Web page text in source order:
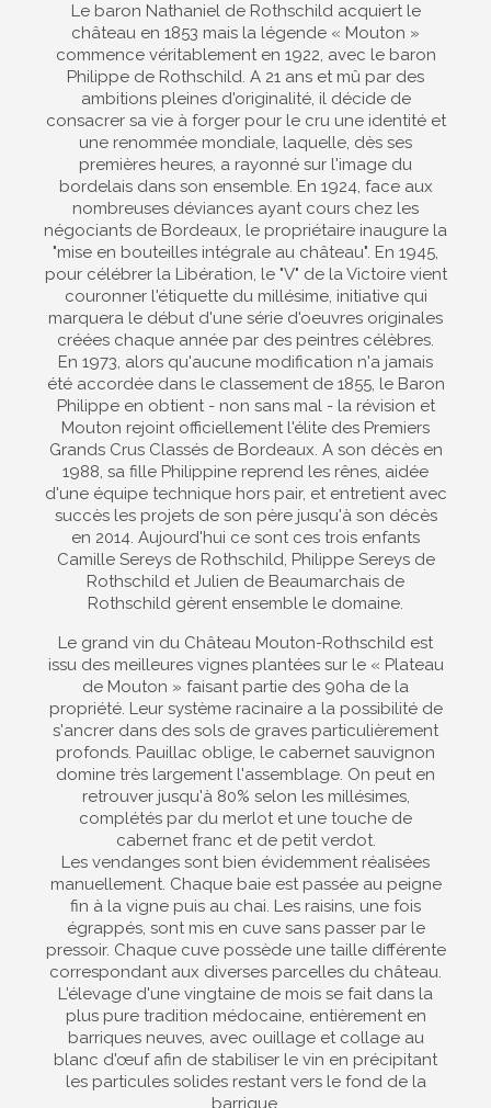
Le baron Nathaniel de Rothschild acquiert le
château en 1853 mais la légende « Mouton »
commence véritablement en 1922, avec le baron
Philippe de Rothschild. A 21 ans et mû par des
ambitions pleines d'originalité, il décide de
consacrer sa vie à forger pour le cru une identité et
une renommée mondiale, laquelle, dès ses
premières heures, a rayonné sur l'image du
bordelais dans son ensemble. En 1924, face aux
nombreuses déviances ayant cours chez les
négociants de Bordeaux, le propriétaire inaugure la
"mise en bouteilles intégrale au château". En 1945,
pour célébrer la Libération, le "V" de la Victoire vient
couronner l'étiquette du millésime, initiative qui
marquera le début d'une série d'oeuvres originales
créées chaque année par des peintres célèbres.
En 1973, alors qu'aucune modification n'a jamais
été accordée dans le classement de 1855, le Baron
Philippe en obtient - non sans mal - la révision et
Mouton rejoint officiellement l'élite des Premiers
Grands Crus Classés de Bordeaux. A son décès en
1988, sa fille Philippine reprend les rênes, aidée
d'une équipe technique hors pair, et entretient avec
succès les projets de son père jusqu'à son décès
en 2014. Aujourd'hui ce sont ces trois enfants
Camille Sereys de Rothschild, Philippe Sereys de
Rothschild et Julien de Beaumarchais de
Rothschild gèrent ensemble le domaine.
Le grand vin du Château Mouton-Rothschild est
issu des meilleures vignes plantées sur le « Plateau
de Mouton » faisant partie des 90ha de la
propriété. Leur système racinaire a la possibilité de
s'ancrer dans des sols de graves particulièrement
profonds. Pauillac oblige, le cabernet sauvignon
domine très largement l'assemblage. On peut en
retrouver jusqu'à 80% selon les millésimes,
complétés par du merlot et une touche de
cabernet franc et de petit verdot.
Les vendanges sont bien évidemment réalisées
manuellement. Chaque baie est passée au peigne
fin à la vigne puis au chai. Les raisins, une fois
égrappés, sont mis en cuve sans passer par le
pressoir. Chaque cuve possède une taille différente
correspondant aux diverses parcelles du château.
L'élevage d'une vingtaine de mois se fait dans la
plus pure tradition médocaine, entièrement en
barriques neuves, avec ouillage et collage au
blanc d'œuf afin de stabiliser le vin en précipitant
les particules solides restant vers le fond de la
barrique.